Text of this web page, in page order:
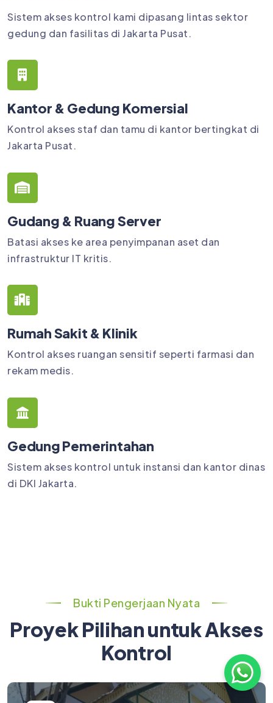
Sistem akses kontrol kami dipasang lintas sektor
gedung dan fasilitas di Jakarta Pusat.
Kantor & Gedung Komersial
Kontrol akses staf dan tamu di kantor bertingkat di
Jakarta Pusat.
Gudang & Ruang Server
Batasi akses ke area penyimpanan aset dan
infrastruktur IT kritis.
Rumah Sakit & Klinik
Kontrol akses ruangan sensitif seperti farmasi dan
rekam medis.
Gedung Pemerintahan
Sistem akses kontrol untuk instansi dan kantor dinas
di DKI Jakarta.
Bukti Pengerjaan Nyata
Proyek Pilihan untuk Akses
Kontrol